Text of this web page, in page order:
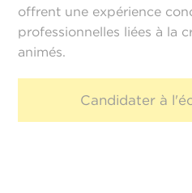
offrent une expérience
professionnelles liées à la
animés.
Candidater à